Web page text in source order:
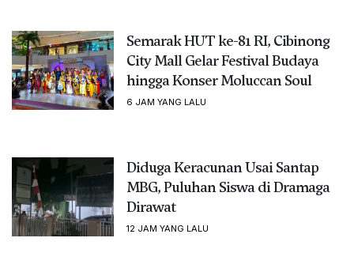
Semarak HUT ke-81 RI, Cibinong
City Mall Gelar Festival Budaya
hingga Konser Moluccan Soul
6 JAM YANG LALU
Diduga Keracunan Usai Santap
MBG, Puluhan Siswa di Dramaga
Dirawat
12 JAM YANG LALU